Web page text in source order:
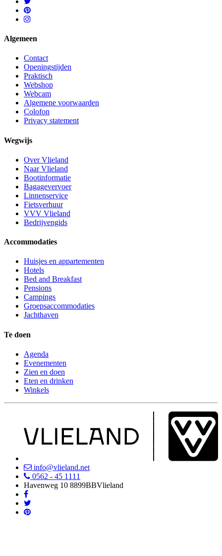
Algemeen
Contact
Openingstijden
Praktisch
Webshop
Webcam
Algemene voorwaarden
Colofon
Privacy statement
Wegwijs
Over Vlieland
Naar Vlieland
Bootinformatie
Bagagevervoer
Linnenservice
Fietsverhuur
VVV Vlieland
Bedrijvengids
Accommodaties
Huisjes en appartementen
Hotels
Bed and Breakfast
Pensions
Campings
Groepsaccommodaties
Jachthaven
Te doen
Agenda
Evenementen
Zien en doen
Eten en drinken
Winkels
info@vlieland.net
0562 - 45 1111
Havenweg 10 8899BBVlieland